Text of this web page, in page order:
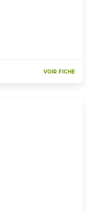
VOIR FICHE